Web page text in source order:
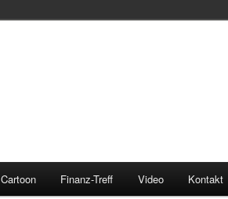
Cartoon Finanz-Treff Video Kontakt